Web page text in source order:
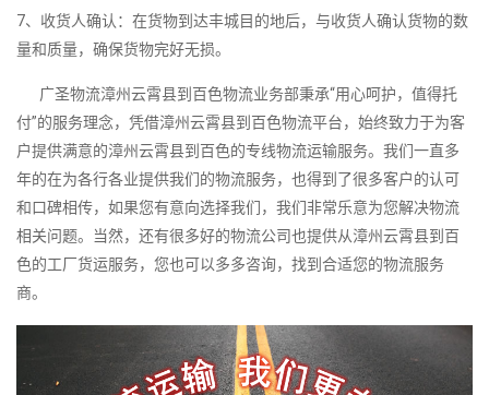
7、收货人确认：在货物到达丰城目的地后，与收货人确认货物的数
量和质量，确保货物完好无损。
广圣物流漳州云霄县到百色物流业务部秉承“用心呵护，值得托
付”的服务理念，凭借漳州云霄县到百色物流平台，始终致力于为客
户提供满意的漳州云霄县到百色的专线物流运输服务。我们一直多
年的在为各行各业提供我们的物流服务，也得到了很多客户的认可
和口碑相传，如果您有意向选择我们，我们非常乐意为您解决物流
相关问题。当然，还有很多好的物流公司也提供从漳州云霄县到百
色的工厂货运服务，您也可以多多咨询，找到合适您的物流服务
商。